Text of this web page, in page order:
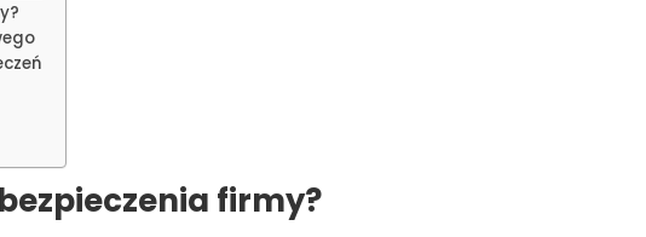
firmy?